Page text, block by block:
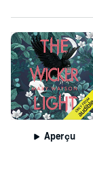
Aperçu